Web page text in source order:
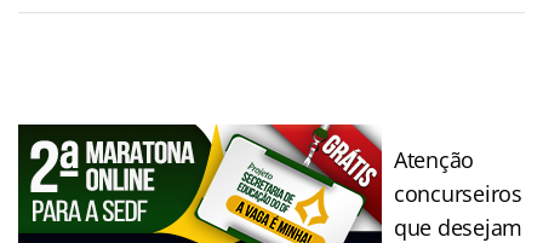
Atenção
concurseiros
que desejam